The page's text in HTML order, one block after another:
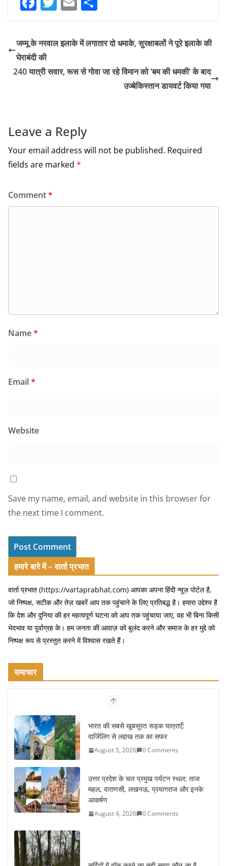
c
e
b
o
itt
er
ai
l
ar
e
जम्मू के नरवाल इलाके में लगातार दो धमाके, सुरक्षाबलों ने पूरे इलाके की
घेराबंदी की
240 यात्री सवार, रूस से गोवा जा रहे विमान को ‘बम की धमकी’ के बाद
उज्बेकिस्तान डायवर्ट किया गया
Leave a Reply
Your email address will not be published. Required
fields are marked *
Comment*
Name*
Email*
Website
Save my name, email, and website in this browser for
the next time I comment.
हमारे बारे में – वार्ता प्रभात
वार्ता प्रभात (https://vartaprabhat.com) आपका अपना हिंदी न्यूज़ पोर्टल है,
जो निष्पक्ष, सटीक और तेज़ खबरें आप तक पहुंचाने के लिए प्रतिबद्ध है। हमारा उद्देश्य है
कि देश और दुनिया की हर महत्वपूर्ण घटना को आप तक पहुंचाया जाए, वह भी बिना किसी
भेदभाव या पूर्वाग्रह के। हम जनता की आवाज़ को बुलंद करने और समाज के हर मुद्दे को
निष्पक्ष रूप से प्रस्तुत करने में विश्वास रखते हैं।
समाचार
उत्तर प्रदेश के चार प्रमुख पर्यटन स्थल: ताज
महल, वाराणसी, लखनऊ, प्रयागराज और इनके
आकर्षण
सर्दियों में वॉक करने का सही समय कौन-सा है